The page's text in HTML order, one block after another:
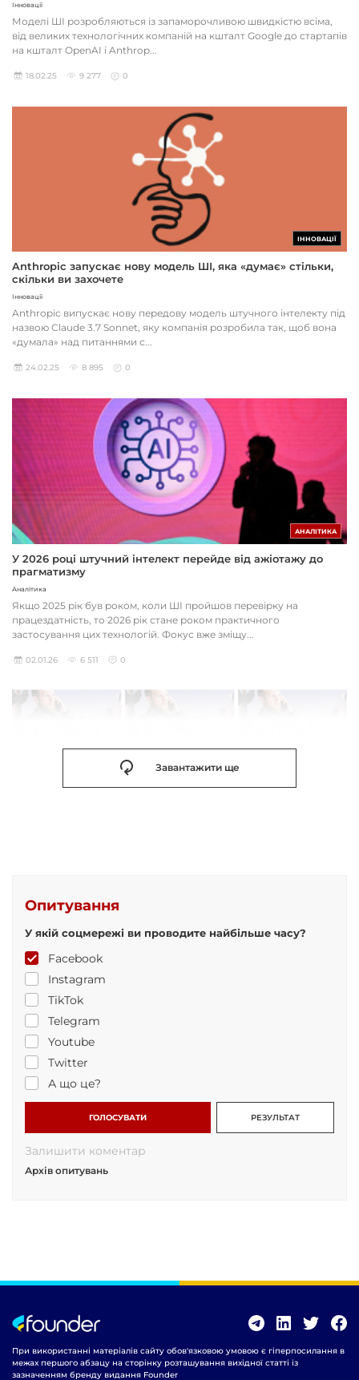
Інновації
Моделі ШІ розробляються із запаморочливою швидкістю всіма,
від великих технологічних компаній на кшталт Google до стартапів
на кшталт OpenAI і Anthrop...
18.02.25 9 277 0
ІННОВАЦІЇ
Anthropic запускає нову модель ШІ, яка «думає» стільки,
скільки ви захочете
Інновації
Anthropic випускає нову передову модель штучного інтелекту під
назвою Claude 3.7 Sonnet, яку компанія розробила так, щоб вона
«думала» над питаннями с...
24.02.25 8 895 0
АНАЛІТИКА
У 2026 році штучний інтелект перейде від ажіотажу до
прагматизму
Аналітика
Якщо 2025 рік був роком, коли ШІ пройшов перевірку на
працездатність, то 2026 рік стане роком практичного
застосування цих технологій. Фокус вже зміщу...
02.01.26 6 511 0
Завантажити ще
Опитування
У якій соцмережі ви проводите найбільше часу?
Facebook
Instagram
TikTok
Telegram
Youtube
Twitter
А що це?
ГОЛОСУВАТИ РЕЗУЛЬТАТ
Залишити коментар
Архів опитувань
При використанні матеріалів сайту обов'язковою умовою є гіперпосилання в
межах першого абзацу на сторінку розташування вихідної статті із
зазначенням бренду видання Founder